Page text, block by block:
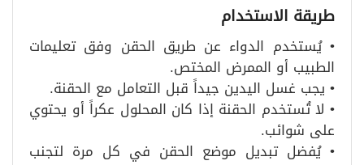
طريقة الاستخدام
• يُستخدم الدواء عن طريق الحقن وفق تعليمات
الطبيب أو الممرض المختص.
• يجب غسل اليدين جيداً قبل التعامل مع الحقنة.
• لا تُستخدم الحقنة إذا كان المحلول عكراً أو يحتوي
على شوائب.
• يُفضل تبديل موضع الحقن في كل مرة لتجنب